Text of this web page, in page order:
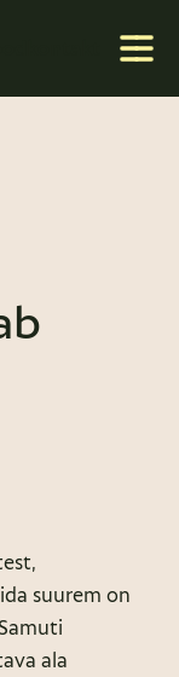
suurem on
ala